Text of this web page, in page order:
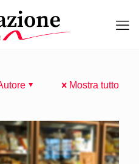
Mostra tutto